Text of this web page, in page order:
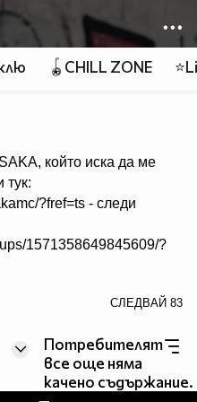
🪀CHILL ZONE
който иска да ме
тук:
?fref=ts - следи
1571358649845609/?
datqamr62xdr - слушай и
СЛЕДВАЙ 83
Потребителят
все още няма
качено съдържание.